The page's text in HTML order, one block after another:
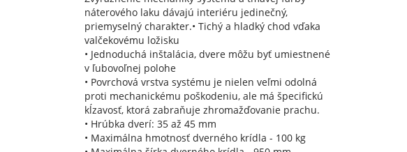
náterového laku dávajú interiéru jedinečný,
priemyselný charakter.• Tichý a hladký chod vďaka
valčekovému ložisku
• Jednoduchá inštalácia, dvere môžu byť umiestnené
v ľubovoľnej polohe
• Povrchová vrstva systému je nielen veľmi odolná
proti mechanickému poškodeniu, ale má špecifickú
kĺzavosť, ktorá zabraňuje zhromažďovanie prachu.
• Hrúbka dverí: 35 až 45 mm
• Maximálna hmotnosť dverného krídla - 100 kg